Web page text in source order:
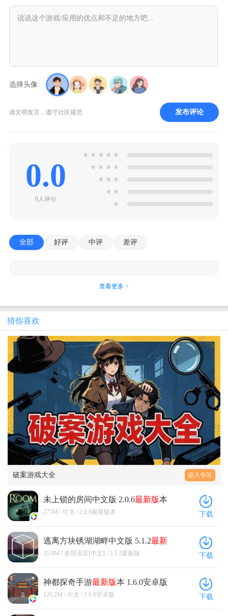
选择头像:
请文明发言，遵守社区规范 发布评论
0.0
0人评分
★ ★ ★ ★ ★
★ ★ ★ ★
★ ★ ★
★ ★
★
全部 好评 中评 差评
查看更多 >
猜你喜欢
破案游戏大全 进入专区
未上锁的房间中文版 2.0.6最新版本
275M / 中文 / 2.0.6最新版本 下载
逃离方块锈湖湖畔中文版 5.1.2最新
版
35.0M / 多国语言[中文] / 5.1.2最新版 下载
神都探奇手游最新版本 1.6.0安卓版
126.2M / 中文 / 1.6.0安卓版 下载